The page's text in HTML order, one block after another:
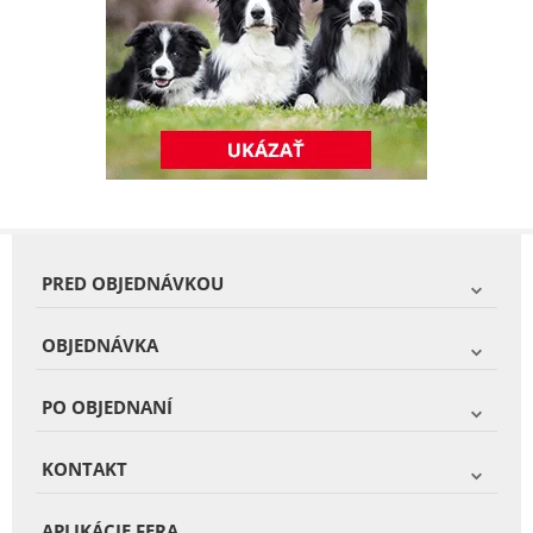
PRED OBJEDNÁVKOU
OBJEDNÁVKA
PO OBJEDNANÍ
KONTAKT